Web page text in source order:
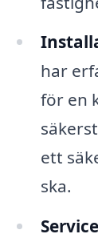
har
för en
ett
ska.